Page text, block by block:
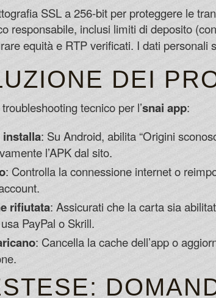
SSL a 256-bit per proteggere le
responsabile, inclusi limiti di deposito
equità e RTP verificati. I dati personali
DEI
tecnico per l’snai app:
: Su Android, abilita “Origini
l’APK dal sito.
: Controlla la connessione internet o
rifiutata: Assicurati che la carta sia
PayPal o Skrill.
: Cancella la cache dell’app o